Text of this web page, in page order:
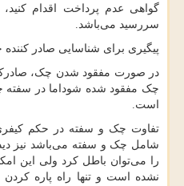
سررسید می‌باشد.
پیگیری برای شناسایی صادر
در صورت مفقود شدن چک،
چک مفقود شده شوداما در سفته
است.
تفاوت چک و سفته در حکم
شامل چک و سفته می‌باشد نیز
را می‌توان باطل کرد ولی این
نشده است و تنها راه پاره